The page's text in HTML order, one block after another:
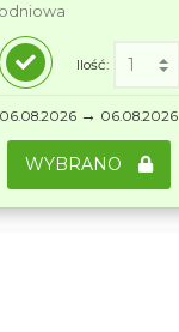
Ilość:
06.08.2026 → 06.08.2026
WYBRANO